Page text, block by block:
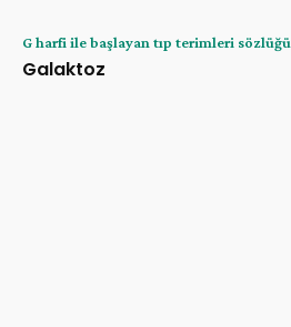
G harfi ile başlayan tıp terimleri sözlüğü
Galaktoz